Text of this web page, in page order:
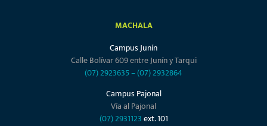
MACHALA
Campus Junín
Calle Bolívar 609 entre Junín y Tarqui
(07) 2923635–(07) 2932864
Campus Pajonal
Vía al Pajonal
(07) 2931123ext. 101